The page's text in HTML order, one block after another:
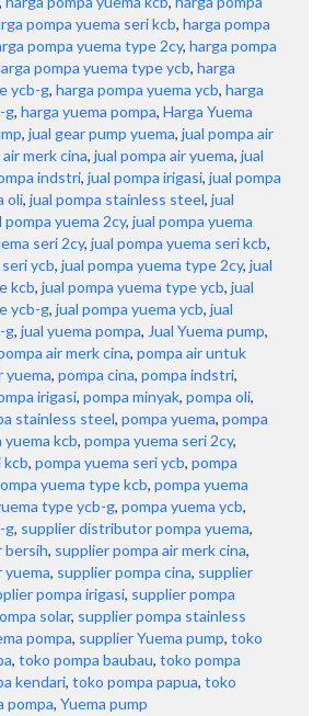
pompa yuema seri kcb, harga pompa
pompa yuema type 2cy, harga pompa
pompa yuema type ycb, harga
ycb-g, harga pompa yuema ycb, harga
g, harga yuema pompa, Harga Yuema
, jual gear pump yuema, jual pompa air
merk cina, jual pompa air yuema, jual
indstri, jual pompa irigasi, jual pompa
oli, jual pompa stainless steel, jual
pompa yuema 2cy, jual pompa yuema
seri 2cy, jual pompa yuema seri kcb,
ycb, jual pompa yuema type 2cy, jual
kcb, jual pompa yuema type ycb, jual
ycb-g, jual pompa yuema ycb, jual
g, jual yuema pompa, Jual Yuema pump,
air merk cina, pompa air untuk
yuema, pompa cina, pompa indstri,
irigasi, pompa minyak, pompa oli,
stainless steel, pompa yuema, pompa
yuema kcb, pompa yuema seri 2cy,
kcb, pompa yuema seri ycb, pompa
yuema type kcb, pompa yuema
type ycb-g, pompa yuema ycb,
g, supplier distributor pompa yuema,
bersih, supplier pompa air merk cina,
yuema, supplier pompa cina, supplier
pompa irigasi, supplier pompa
solar, supplier pompa stainless
pompa, supplier Yuema pump, toko
, toko pompa baubau, toko pompa
kendari, toko pompa papua, toko
pompa, Yuema pump